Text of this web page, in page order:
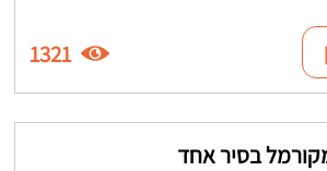
1321
בסיר אחד